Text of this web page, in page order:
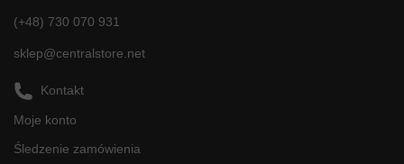
(+48) 730 070 931
sklep@centralstore.net
Kontakt
Moje konto
Śledzenie zamówienia